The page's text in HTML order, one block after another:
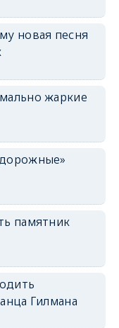
новая песня
жаркие
памятник
Гилмана